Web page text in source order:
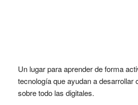
Un lugar para aprender de forma
tecnología que ayudan a desarrollar
sobre todo las digitales.